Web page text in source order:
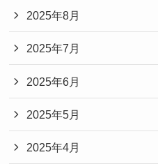
2025年8月
2025年7月
2025年6月
2025年5月
2025年4月